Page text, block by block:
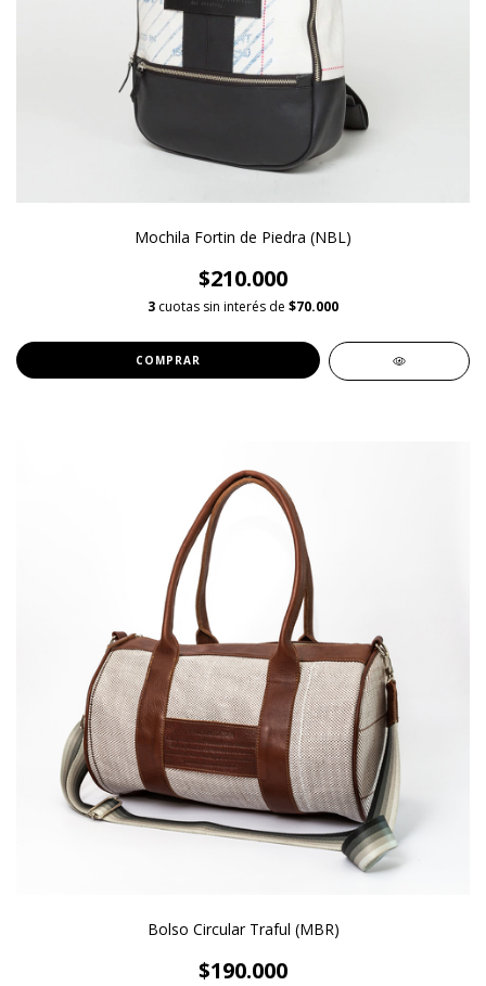
Mochila Fortin de Piedra (NBL)
$210.000
3 cuotas sin interés de $70.000
COMPRAR
Bolso Circular Traful (MBR)
$190.000